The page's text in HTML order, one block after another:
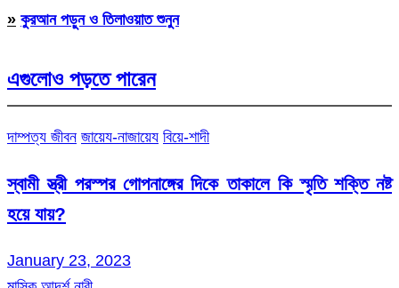
» কুরআন পড়ুন ও তিলাওয়াত শুনুন
এগুলোও পড়তে পারেন
দাম্পত্য জীবন জায়েয-নাজায়েয বিয়ে-শাদী
স্বামী স্ত্রী পরস্পর গোপনাঙ্গের দিকে তাকালে কি স্মৃতি শক্তি নষ্ট
হয়ে যায়?
January 23, 2023